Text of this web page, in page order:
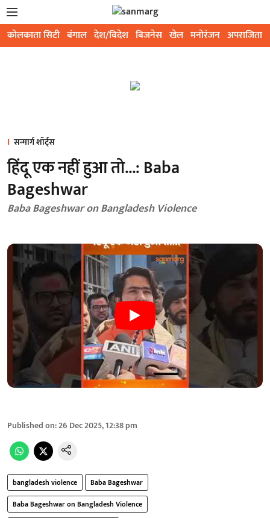
कोलकाता सिटी बंगाल देश/विदेश बिजनेस खेल मनोरंजन अपराजिता
सन्मार्ग शॉर्ट्स
हिंदू एक नहीं हुआ तो...: Baba
Bageshwar
Baba Bageshwar on Bangladesh Violence
Published on:26 Dec 2025, 12:38 pm
bangladesh violence
Baba Bageshwar
Baba Bageshwar on Bangladesh Violence